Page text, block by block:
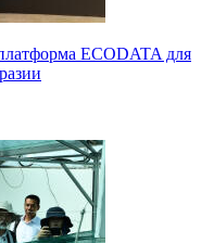
ECODATA для